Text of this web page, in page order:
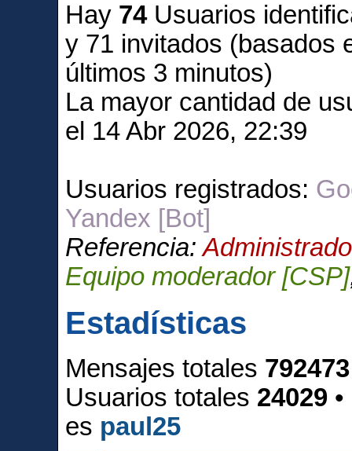
Hay 74Usuarios
y 71 invitados (basados
últimos 3 minutos)
La mayor cantidad de
el 14 Abr 2026, 22:39
Usuarios registrados:
Yandex [Bot]
Referencia:
Equipo moderador [CSP]
Estadísticas
Mensajes totales 792473
Usuarios totales 24029
es paul25